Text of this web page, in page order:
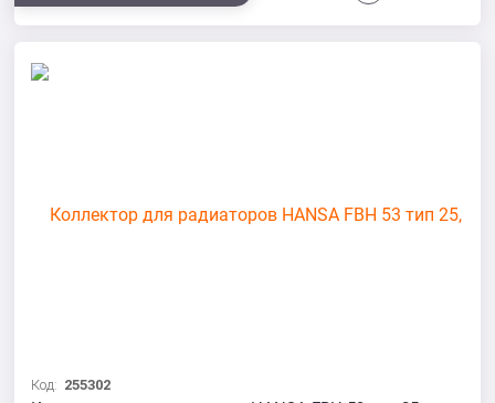
Код: 255302